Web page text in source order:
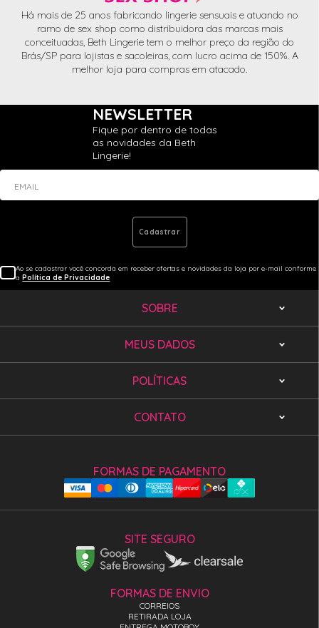
Há mais de 25 anos fabricando lingerie sensuais e atuando no
ramo de sex shop como distribuidora das marcas mais
conceituadas, Beth Lingerie tem o melhor preço da região do
Brás/SP para lojistas e sacoleiras, com lucro acima de 150%. A
melhor loja para compras em atacado.
NEWSLETTER
Fique por dentro de todas
as novidades da Beth
Lingerie!
EMAIL
Cadastrar
Ao se cadastrar você concorda em receber ofertas e novidades da loja por e-mail conforme
aPolítica de Privacidade
SOBRE
MEUS DADOS
POLÍTICAS
CONTATO
SITE SEGURO
FORMAS DE PAGAMENTO
FORMAS DE ENVIO
CORREIOS
RETIRADA LOJA